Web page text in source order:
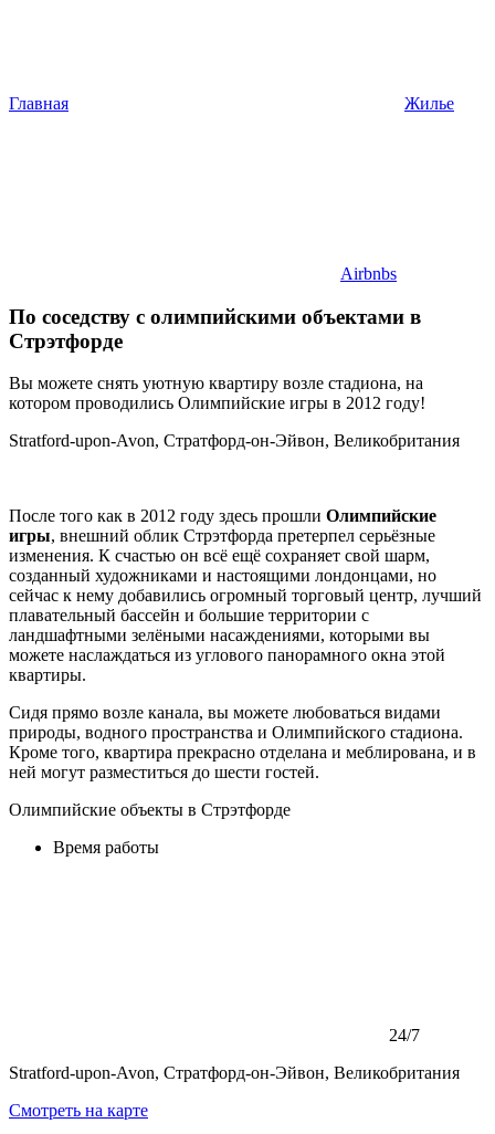
Главная Жилье
Airbnbs
По соседству с олимпийскими объектами в
Стрэтфорде
Вы можете снять уютную квартиру возле стадиона, на
котором проводились Олимпийские игры в 2012 году!
Stratford-upon-Avon, Стратфорд-он-Эйвон, Великобритания
После того как в 2012 году здесь прошли Олимпийские
игры, внешний облик Стрэтфорда претерпел серьёзные
изменения. К счастью он всё ещё сохраняет свой шарм,
созданный художниками и настоящими лондонцами, но
сейчас к нему добавились огромный торговый центр, лучший
плавательный бассейн и большие территории с
ландшафтными зелёными насаждениями, которыми вы
можете наслаждаться из углового панорамного окна этой
квартиры.
Сидя прямо возле канала, вы можете любоваться видами
природы, водного пространства и Олимпийского стадиона.
Кроме того, квартира прекрасно отделана и меблирована, и в
ней могут разместиться до шести гостей.
Олимпийские объекты в Стрэтфорде
Время работы
24/7
Stratford-upon-Avon, Стратфорд-он-Эйвон, Великобритания
Смотреть на карте